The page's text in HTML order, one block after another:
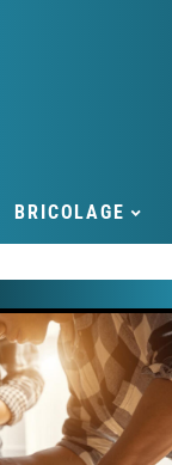
BRICOLAGE